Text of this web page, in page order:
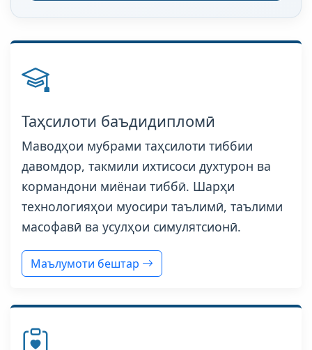
Таҳсилоти баъдидипломӣ
Маводҳои мубрами таҳсилоти тиббии
давомдор, такмили ихтисоси духтурон ва
кормандони миёнаи тиббӣ. Шарҳи
технологияҳои муосири таълимӣ, таълими
масофавӣ ва усулҳои симулятсионӣ.
Маълумоти бештар